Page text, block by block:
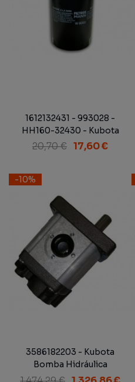
1612132431 - 993028 -
HH160-32430 - Kubota
Filtro Aceite Motor
20,70 € 17,60 €
-10%
3586182203 - Kubota
Bomba Hidráulica
M8950DT